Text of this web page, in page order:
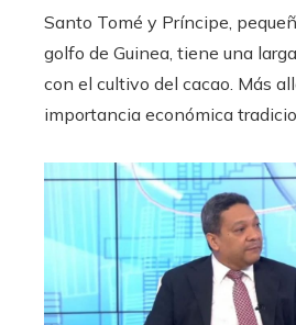
Santo Tomé y Príncipe,
golfo de Guinea, tiene una
con el cultivo del cacao. Más
importancia económica